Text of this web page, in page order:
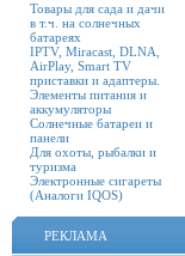
Товары для сада и дачи
в т.ч. на солнечных
батареях
IPTV, Miracast, DLNA,
AirPlay, Smart TV
приставки и адаптеры.
Элементы питания и
аккумуляторы
Солнечные батареи и
панели
Для охоты, рыбалки и
туризма
Электронные сигареты
(Аналоги IQOS)
РЕКЛАМА